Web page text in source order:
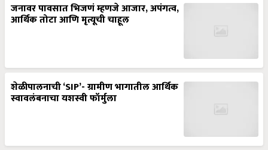
जनावर पावसात भिजणं म्हणजे आजार, अपंगत्व,
आर्थिक तोटा आणि मृत्यूची चाहूल
शेळीपालनाची ‘SIP’- ग्रामीण भागातील आर्थिक
स्वावलंबनाचा यशस्वी फॉर्मुला